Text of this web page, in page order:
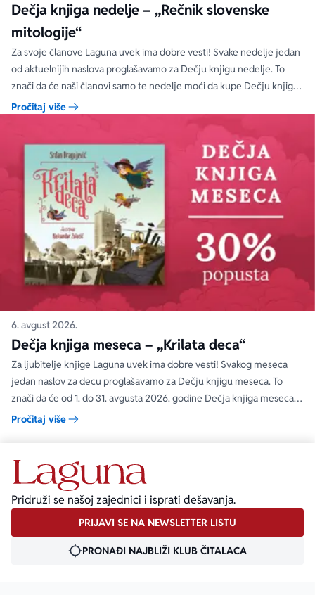
Dečja knjiga nedelje – „Rečnik slovenske
mitologije“
Za svoje članove Laguna uvek ima dobre vesti! Svake nedelje jedan
od aktuelnijih naslova proglašavamo za Dečju knjigu nedelje. To
znači da će naši članovi samo te nedelje moći da kupe Dečju knjigu
nedelje sa specijalnim DODATNIM popustom od 30%.
Pročitaj više
6. avgust 2026.
Dečja knjiga meseca – „Krilata deca“
Za ljubitelje knjige Laguna uvek ima dobre vesti! Svakog meseca
jedan naslov za decu proglašavamo za Dečju knjigu meseca. To
znači da će od 1. do 31. avgusta 2026. godine Dečja knjiga meseca
moći da se kupi na specijalnom popustu od 30%. Uz ovaj popust ne
Pročitaj više
Pridruži se našoj zajednici i isprati dešavanja.
PRIJAVI SE NA NEWSLETTER LISTU
PRONAĐI NAJBLIŽI KLUB ČITALACA